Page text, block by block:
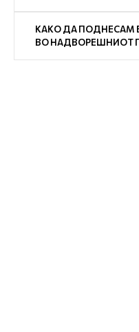
КАКО ДА ПОДНЕСАМ
ВО НАДВОРЕШНИОТ